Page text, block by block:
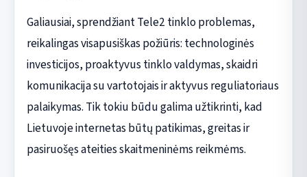
Galiausiai, sprendžiant Tele2 tinklo problemas,
reikalingas visapusiškas požiūris: technologinės
investicijos, proaktyvus tinklo valdymas, skaidri
komunikacija su vartotojais ir aktyvus reguliatoriaus
palaikymas. Tik tokiu būdu galima užtikrinti, kad
Lietuvoje internetas būtų patikimas, greitas ir
pasiruošęs ateities skaitmeninėms reikmėms.